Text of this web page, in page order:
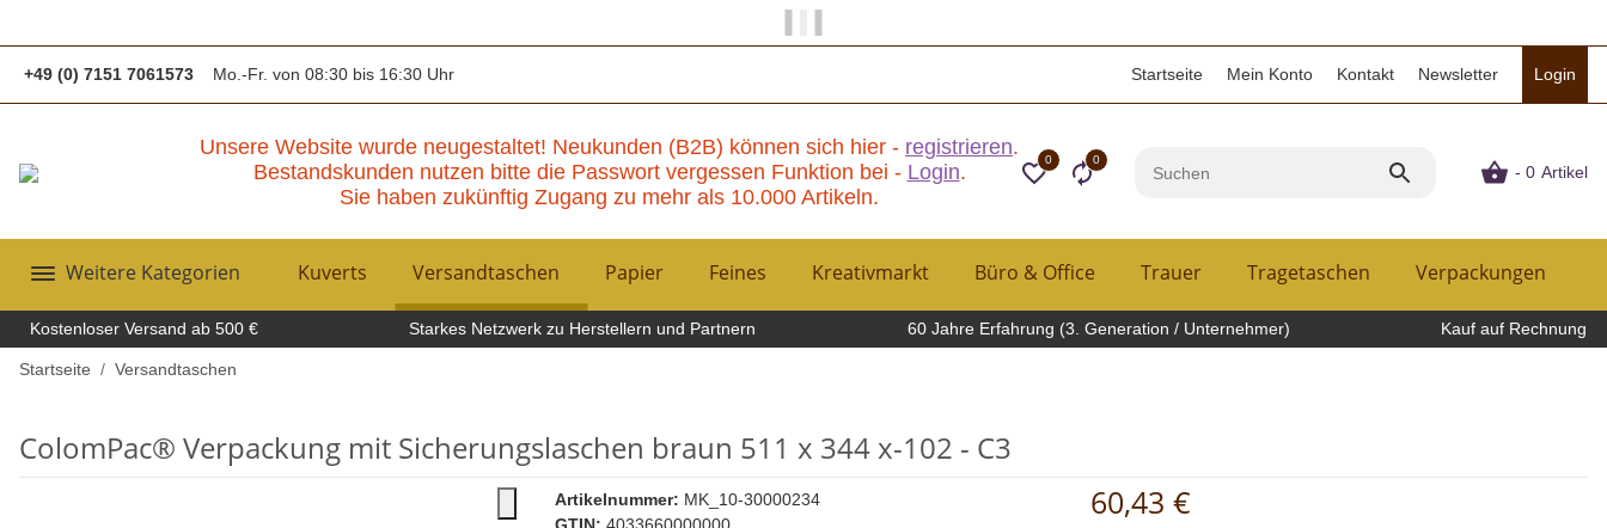
+49 (0) 7151 7061573 Mo.-Fr. von 08:30 bis 16:30 Uhr Startseite Mein Konto Kontakt Newsletter Login
Unsere Website wurde neugestaltet! Neukunden (B2B) können sich hier - registrieren.
Bestandskunden nutzen bitte die Passwort vergessen Funktion bei - Login.
Sie haben zukünftig Zugang zu mehr als 10.000 Artikeln.
0 0
- 0 Artikel
Weitere Kategorien Kuverts Versandtaschen Papier Feines Kreativmarkt Büro & Office Trauer Tragetaschen Verpackungen
Kostenloser Versand ab 500 € Starkes Netzwerk zu Herstellern und Partnern 60 Jahre Erfahrung (3. Generation / Unternehmer) Kauf auf Rechnung
Startseite Versandtaschen
ColomPac® Verpackung mit Sicherungslaschen braun 511 x 344 x-102 - C3
Artikelnummer: MK_10-30000234
60,43 €